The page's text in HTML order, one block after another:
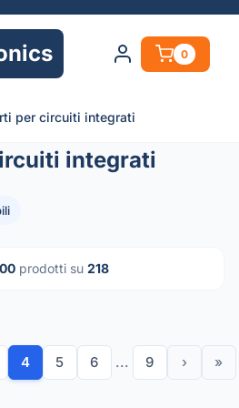
0
per circuiti integrati
integrati
prodotti su 218
4 5 6 ... 9 › »